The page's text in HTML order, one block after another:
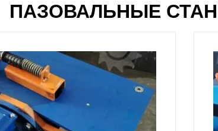
ПАЗОВАЛЬНЫЕ